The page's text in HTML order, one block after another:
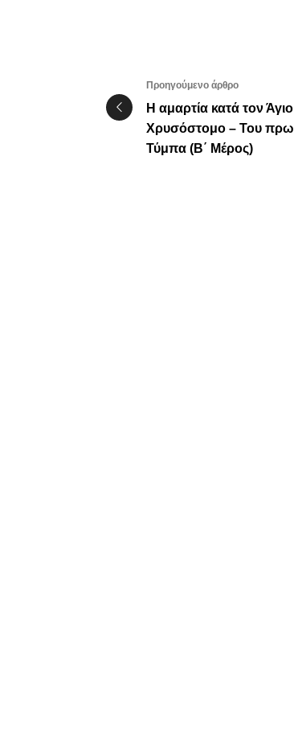
Προηγούμενο άρθρο
Η αμαρτία κατά τον
Χρυσόστομο – Του
Τύμπα (Β΄ Μέρος)